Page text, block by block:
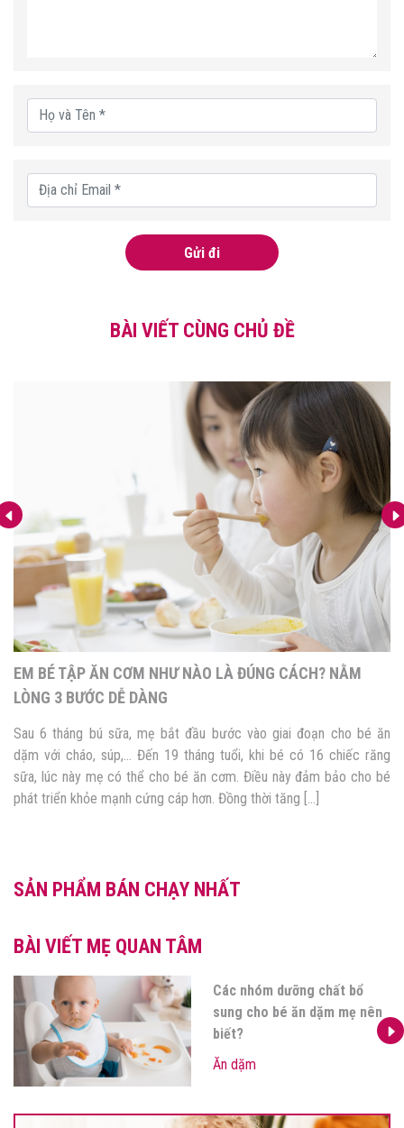
Gửi đi
BÀI VIẾT CÙNG CHỦ ĐỀ
EM BÉ TẬP ĂN CƠM NHƯ NÀO LÀ ĐÚNG CÁCH? NẰM
LÒNG 3 BƯỚC DỄ DÀNG
Sau 6 tháng bú sữa, mẹ bắt đầu bước vào giai đoạn cho bé ăn
dặm với cháo, súp,… Đến 19 tháng tuổi, khi bé có 16 chiếc răng
sữa, lúc này mẹ có thể cho bé ăn cơm. Điều này đảm bảo cho bé
phát triển khỏe mạnh cứng cáp hơn. Đồng thời tăng […]
SẢN PHẨM BÁN CHẠY NHẤT
BÀI VIẾT MẸ QUAN TÂM
Các nhóm dưỡng chất bổ
sung cho bé ăn dặm mẹ nên
biết?
Ăn dặm